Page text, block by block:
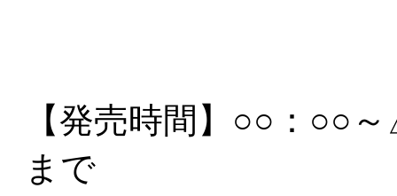
【発売時間】 ○○：○○
まで